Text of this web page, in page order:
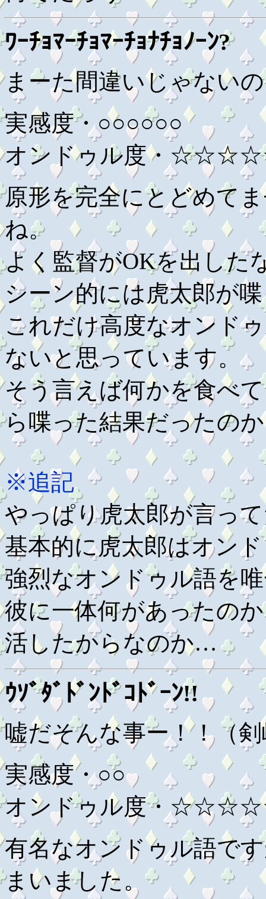
ﾜｰﾁｮﾏｰﾁｮﾏｰﾁｮﾅﾁｮﾉｰﾝ?
まーた間違いじゃない
実感度・○○○○○○
オンドゥル度・
原形を完全にとどめて
ね。
よく監督がOKを出した
シーン的には虎太郎が
これだけ高度なオンド
ないと思っています。
そう言えば何かを食べ
ら喋った結果だったの
※追記
やっぱり虎太郎が言っ
基本的に虎太郎はオン
強烈なオンドゥル語を
彼に一体何があったの
活したからなのか…
ｳｿﾞﾀﾞﾄﾞﾝﾄﾞｺﾄﾞｰﾝ!!
嘘だそんな事ー！！（
実感度・○○
オンドゥル度・
有名なオンドゥル語で
まいました。